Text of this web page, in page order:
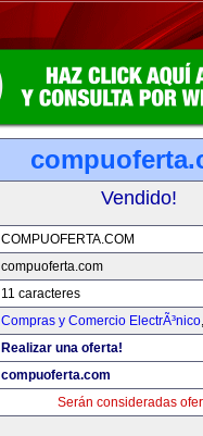
Vendido!
COMPUOFERTA.COM
compuoferta.com
11 caracteres
Compras y Comercio ElectrÃ³nico
Realizar una oferta!
compuoferta.com
Serán consideradas